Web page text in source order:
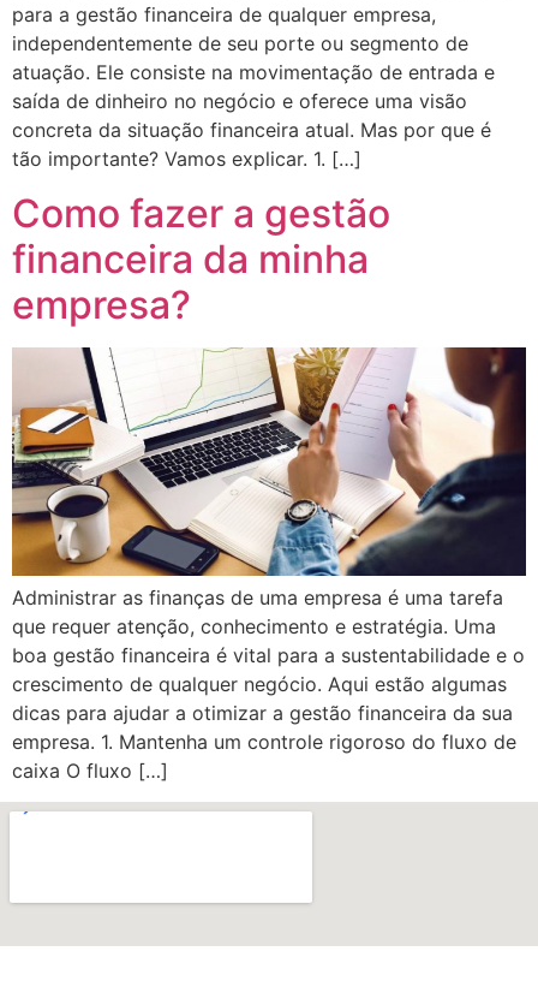
güncel giriş
para a gestão financeira de qualquer empresa,
independentemente de seu porte ou segmento de
atuação. Ele consiste na movimentação de entrada e
saída de dinheiro no negócio e oferece uma visão
concreta da situação financeira atual. Mas por que é
tão importante? Vamos explicar. 1. […]
Como fazer a gestão
financeira da minha
empresa?
Administrar as finanças de uma empresa é uma tarefa
que requer atenção, conhecimento e estratégia. Uma
boa gestão financeira é vital para a sustentabilidade e o
crescimento de qualquer negócio. Aqui estão algumas
dicas para ajudar a otimizar a gestão financeira da sua
empresa. 1. Mantenha um controle rigoroso do fluxo de
caixa O fluxo […]